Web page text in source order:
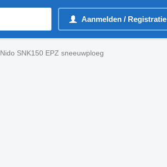
Aanmelden / Registratie
Nido SNK150 EPZ sneeuwploeg